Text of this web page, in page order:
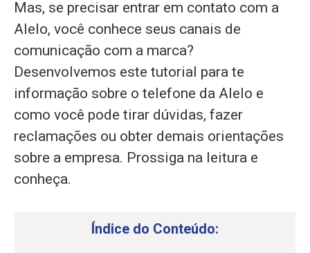
Mas, se precisar entrar em contato com a
Alelo, você conhece seus canais de
comunicação com a marca?
Desenvolvemos este tutorial para te
informação sobre o telefone da Alelo e
como você pode tirar dúvidas, fazer
reclamações ou obter demais orientações
sobre a empresa. Prossiga na leitura e
conheça.
Índice do Conteúdo: